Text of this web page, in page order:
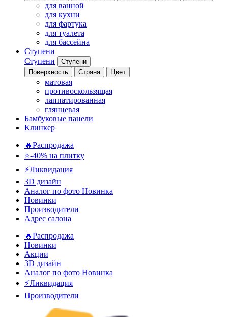
для ванной
для кухни
для фартука
для туалета
для бассейна
Ступени
Ступени
Ступени
Поверхность
Страна Цвет
матовая
противоскользящая
лаппатированная
глянцевая
Бамбуковые панели
Клинкер
🔥Распродажа
⭐-40% на плитку
⚡️Ликвидация
3D дизайн
Аналог по фото Новинка
Новинки
Производители
Адрес салона
🔥Распродажа
Новинки
Акции
3D дизайн
Аналог по фото Новинка
⚡Ликвидация
Производители